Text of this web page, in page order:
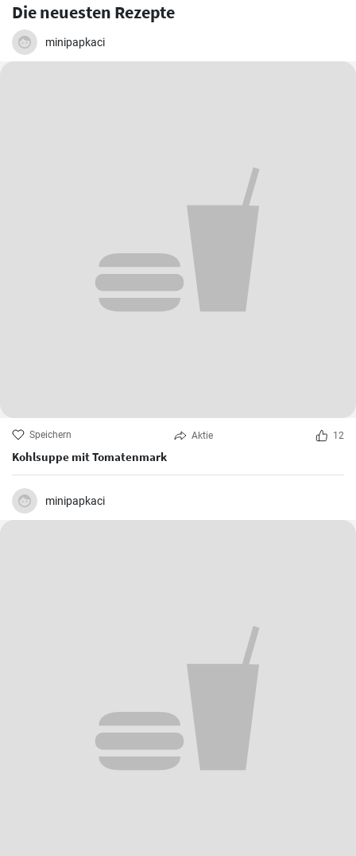
Die neuesten Rezepte
minipapkaci
Speichern Aktie 12
Kohlsuppe mit Tomatenmark
minipapkaci